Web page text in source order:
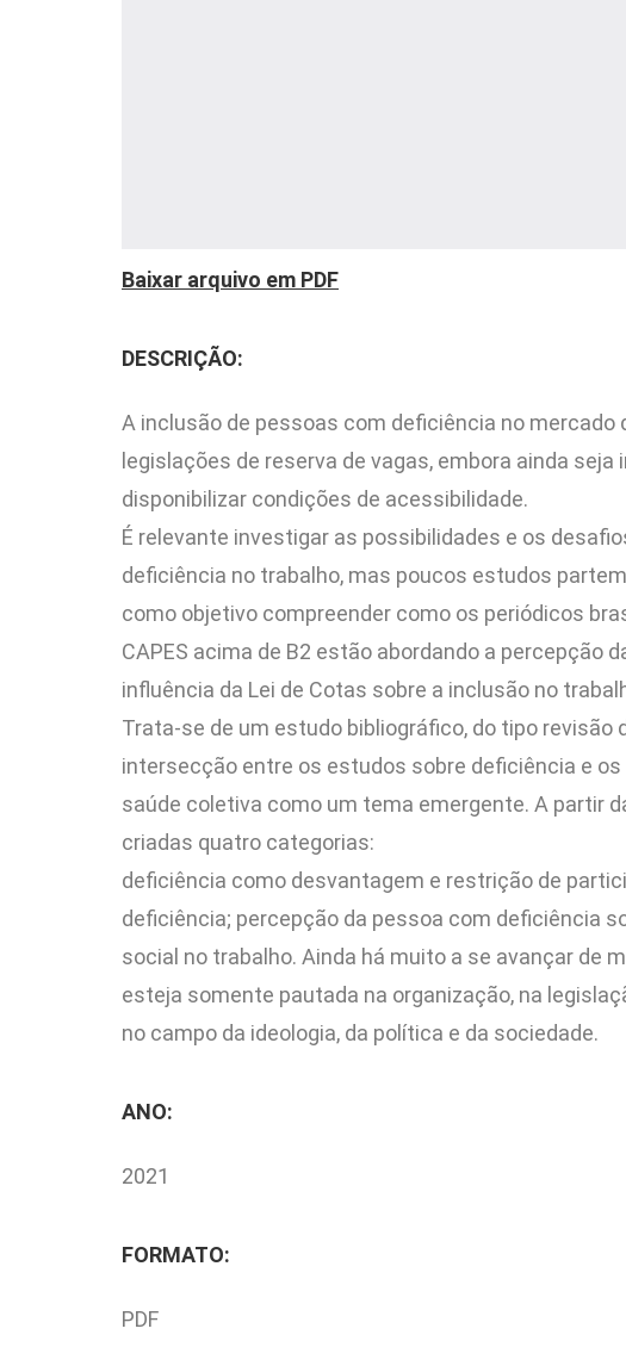
Baixar arquivo em PDF
DESCRIÇÃO:
A inclusão de pessoas com deficiência no
legislações de reserva de vagas, embora ainda
disponibilizar condições de acessibilidade.
É relevante investigar as possibilidades e os
deficiência no trabalho, mas poucos estudos
como objetivo compreender como os periódicos
CAPES acima de B2 estão abordando a percepção
influência da Lei de Cotas sobre a inclusão no
Trata-se de um estudo bibliográfico, do tipo revisão
intersecção entre os estudos sobre deficiência e
saúde coletiva como um tema emergente. A partir
criadas quatro categorias:
deficiência como desvantagem e restrição de
deficiência; percepção da pessoa com deficiência
social no trabalho. Ainda há muito a se avançar de
esteja somente pautada na organização, na
no campo da ideologia, da política e da sociedade.
ANO:
2021
FORMATO:
PDF